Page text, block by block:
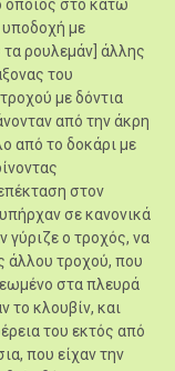
οποίος στο κάτω
υποδοχή με
ρουλεμάν] άλλης
του
με δόντια
από την άκρη
από το δοκάρι με
στον
σε κανονικά
γύριζε ο τροχός, να
άλλου τροχού, που
στα πλευρά
το κλουβίν, και
του εκτός από
που είχαν την